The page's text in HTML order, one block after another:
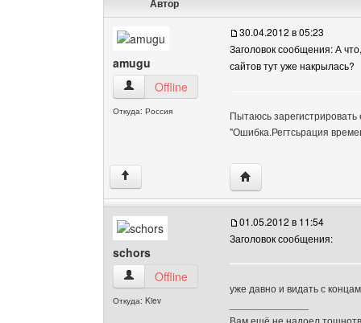
Автор
amugu
amugu Посмотреть профиль
Offline
Откуда: Россия
30.04.2012 в 05:23
Заголовок сообщения: А
сайтов тут уже накрылась?
Пытаюсь
"Ошибка.Регтсьрация
↑ Посетить сайт
schors
schors Посмотреть профиль
Offline
Откуда: Kiev
01.05.2012 в 11:54
Заголовок сообщения:
уже давно и видать с
Вам ещё не надоел